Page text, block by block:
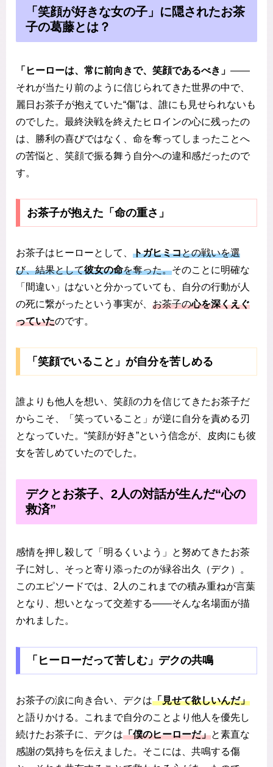
「笑顔が好きな女の子」に隠されたお茶
子の葛藤とは？
「ヒーローは、常に前向きで、笑顔であるべき」 ――
それが当たり前のように信じられてきた世界の中で、
麗日お茶子が抱えていた“傷”は、誰にも見せられないも
のでした。最終決戦を終えたヒロインの心に残ったの
は、勝利の喜びではなく、命を奪ってしまったことへ
の苦悩と、笑顔で振る舞う自分への違和感だったので
す。
お茶子が抱えた「命の重さ」
お茶子はヒーローとして、 トガヒミコとの戦いを選
び、結果として彼女の命を奪った。そのことに明確な
「間違い」はないと分かっていても、自分の行動が人
の死に繋がったという事実が、 お茶子の心を深くえぐ
っていたのです。
「笑顔でいること」が自分を苦しめる
誰よりも他人を想い、笑顔の力を信じてきたお茶子だ
からこそ、「笑っていること」が逆に自分を責める刃
となっていた。“笑顔が好き”という信念が、皮肉にも彼
女を苦しめていたのでした。
デクとお茶子、2人の対話が生んだ“心の
救済”
感情を押し殺して「明るくいよう」と努めてきたお茶
子に対し、そっと寄り添ったのが緑谷出久（デク）。
このエピソードでは、2人のこれまでの積み重ねが言葉
となり、想いとなって交差する――そんな名場面が描
かれました。
「ヒーローだって苦しむ」デクの共鳴
お茶子の涙に向き合い、デクは「見せて欲しいんだ」
と語りかける。これまで自分のことより他人を優先し
続けたお茶子に、デクは「僕のヒーローだ」と素直な
感謝の気持ちを伝えました。そこには、共鳴する傷